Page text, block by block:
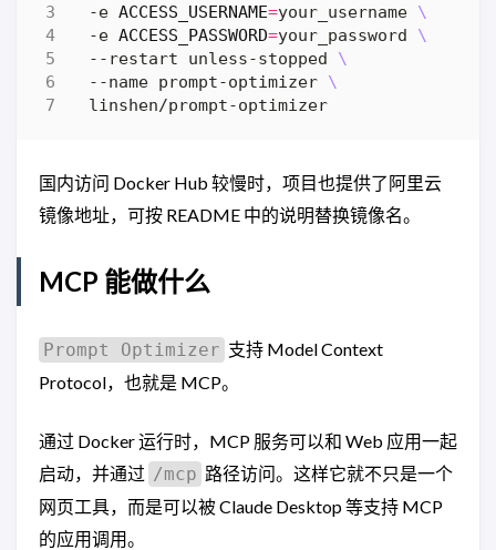
  -e
ACCESS_USERNAME=your_username
  -e
ACCESS_PASSWORD=your_password
  --restart unless-stopped
  --name prompt-optimizer
国内访问 Docker Hub 较慢时，项目也提供了阿里云
镜像地址，可按 README 中的说明替换镜像名。
MCP 能做什么
Prompt Optimizer 支持 Model Context
Protocol，也就是 MCP。
通过 Docker 运行时，MCP 服务可以和 Web 应用一起
启动，并通过 /mcp 路径访问。这样它就不只是一个
网页工具，而是可以被 Claude Desktop 等支持 MCP
的应用调用。